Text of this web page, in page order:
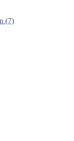
(7)